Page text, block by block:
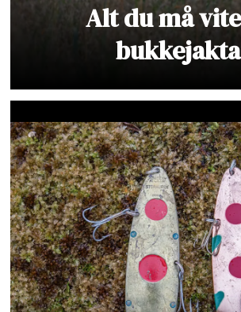
Alt du må
bukkejakta